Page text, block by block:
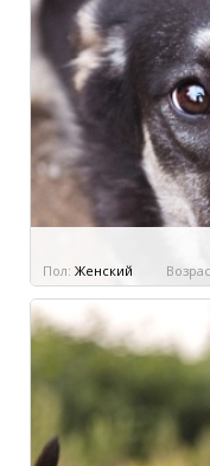
Пол: Женский